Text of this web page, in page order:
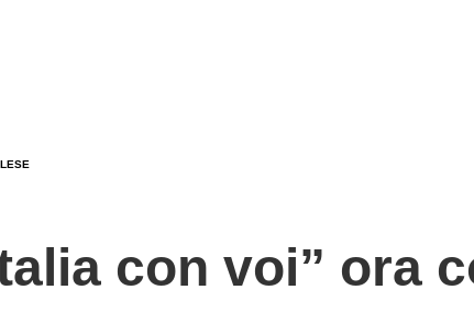
con voi” ora